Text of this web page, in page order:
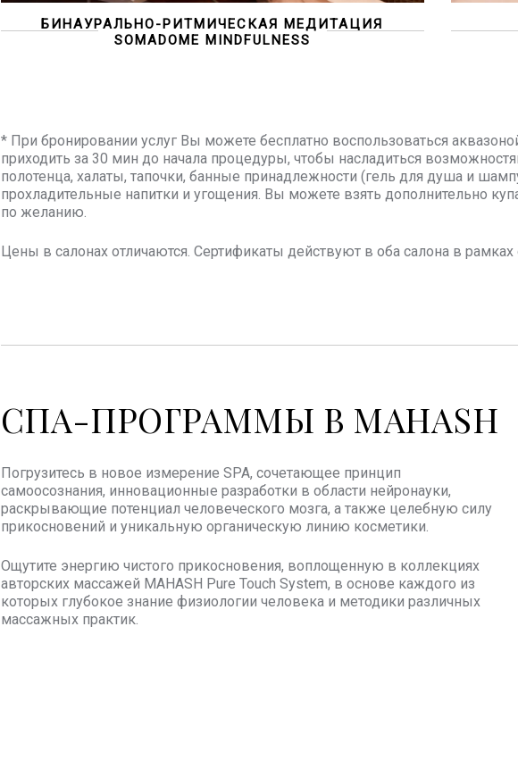
БИНАУРАЛЬНО-РИТМИЧЕСКАЯ МЕДИТАЦИЯ
SOMADOME MINDFULNESS
* При бронировании услуг Вы можете бесплатно воспользоваться
приходить за 30 мин до начала процедуры, чтобы насладиться
полотенца, халаты, тапочки, банные принадлежности (гель для душа и
прохладительные напитки и угощения. Вы можете взять дополнительно
по желанию.
Цены в салонах отличаются. Сертификаты действуют в оба салона в
СПА-ПРОГРАММЫ В MAHASH
Погрузитесь в новое измерение SPA, сочетающее принцип
самоосознания, инновационные разработки в области нейронауки,
раскрывающие потенциал человеческого мозга, а также целебную силу
прикосновений и уникальную органическую линию косметики.
Ощутите энергию чистого прикосновения, воплощенную в коллекциях
авторских массажей MAHASH Pure Touch System, в основе каждого из
которых глубокое знание физиологии человека и методики различных
массажных практик.